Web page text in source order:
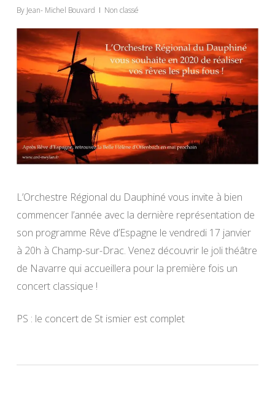
By Jean- Michel Bouvard Non classé
L’Orchestre Régional du Dauphiné vous invite à bien
commencer l’année avec la dernière représentation de
son programme Rêve d’Espagne le vendredi 17 janvier
à 20h à Champ-sur-Drac. Venez découvrir le joli théâtre
de Navarre qui accueillera pour la première fois un
concert classique !
PS : le concert de St ismier est complet